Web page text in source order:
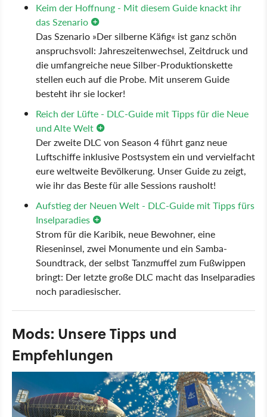
Keim der Hoffnung - Mit diesem Guide knackt ihr
das Szenario
Das Szenario »Der silberne Käfig« ist ganz schön
anspruchsvoll: Jahreszeitenwechsel, Zeitdruck und
die umfangreiche neue Silber-Produktionskette
stellen euch auf die Probe. Mit unserem Guide
besteht ihr sie locker!
Reich der Lüfte - DLC-Guide mit Tipps für die Neue
und Alte Welt
Der zweite DLC von Season 4 führt ganz neue
Luftschiffe inklusive Postsystem ein und vervielfacht
eure weltweite Bevölkerung. Unser Guide zu zeigt,
wie ihr das Beste für alle Sessions rausholt!
Aufstieg der Neuen Welt - DLC-Guide mit Tipps fürs
Inselparadies
Strom für die Karibik, neue Bewohner, eine
Rieseninsel, zwei Monumente und ein Samba-
Soundtrack, der selbst Tanzmuffel zum Fußwippen
bringt: Der letzte große DLC macht das Inselparadies
noch paradiesischer.
Mods: Unsere Tipps und
Empfehlungen